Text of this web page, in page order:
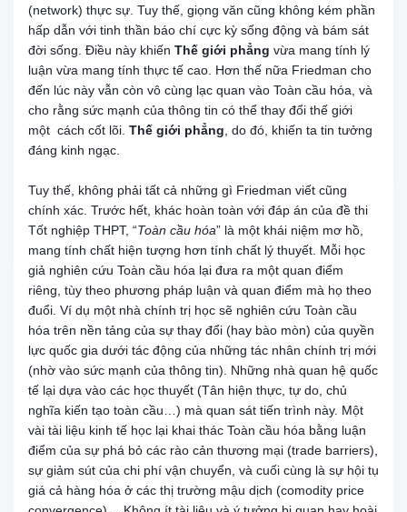
(network) thực sự. Tuy thế, giọng văn cũng không kém phần
hấp dẫn với tinh thần báo chí cực kỳ sống động và bám sát
đời sống. Điều này khiến Thế giới phẳng vừa mang tính lý
luận vừa mang tính thực tế cao. Hơn thế nữa Friedman cho
đến lúc này vẫn còn vô cùng lạc quan vào Toàn cầu hóa, và
cho rằng sức mạnh của thông tin có thể thay đổi thế giới
một cách cốt lõi. Thế giới phẳng, do đó, khiến ta tin tưởng
đáng kinh ngạc.
Tuy thế, không phải tất cả những gì Friedman viết cũng
chính xác. Trước hết, khác hoàn toàn với đáp án của đề thi
Tốt nghiệp THPT, “Toàn cầu hóa” là một khái niệm mơ hồ,
mang tính chất hiện tượng hơn tính chất lý thuyết. Mỗi học
giả nghiên cứu Toàn cầu hóa lại đưa ra một quan điểm
riêng, tùy theo phương pháp luận và quan điểm mà họ theo
đuổi. Ví dụ một nhà chính trị học sẽ nghiên cứu Toàn cầu
hóa trên nền tảng của sự thay đổi (hay bào mòn) của quyền
lực quốc gia dưới tác động của những tác nhân chính trị mới
(nhờ vào sức mạnh của thông tin). Những nhà quan hệ quốc
tế lại dựa vào các học thuyết (Tân hiện thực, tự do, chủ
nghĩa kiến tạo toàn cầu…) mà quan sát tiến trình này. Một
vài tài liệu kinh tế học lại khai thác Toàn cầu hóa bằng luận
điểm của sự phá bỏ các rào cản thương mại (trade barriers),
sự giảm sút của chi phí vận chuyển, và cuối cùng là sự hội tụ
giá cả hàng hóa ở các thị trường mậu dịch (comodity price